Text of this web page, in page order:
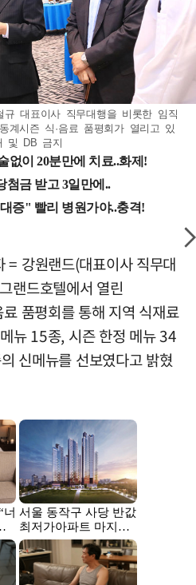
대표이사 직무대행을 비롯한 임직
계시즌 식·음료 품평회가 열리고 있
및 DB 금지
= 강원랜드(대표이사 직무대
랜드호텔에서 열린
품평회를 통해 지역 식재료
뉴 15종, 시즌 한정 메뉴 34
신메뉴를 선보였다고 밝혔